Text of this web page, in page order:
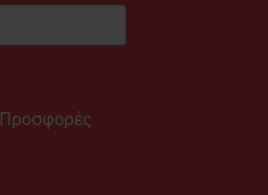
Προσφορές